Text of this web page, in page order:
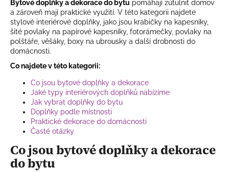
a
c
í
p
y
v
ý
p
u
v
á
n
í
Bytové doplňky a dekorace do bytu pomáhají zútulnit domov
a zároveň mají praktické využití. V této kategorii najdete
stylové interiérové doplňky, jako jsou krabičky na kapesníky,
šité povlaky na papírové kapesníky, fotorámečky, povlaky na
polštáře, věšáky, boxy na ubrousky a další drobnosti do
domácnosti.
Co najdete v této kategorii:
Co jsou bytové doplňky a dekorace
Jaké typy interiérových doplňků nabízíme
Jak vybrat doplňky do bytu
Doplňky podle místnosti
Praktické dekorace do domácnosti
Časté otázky
Co jsou bytové doplňky a dekorace
do bytu